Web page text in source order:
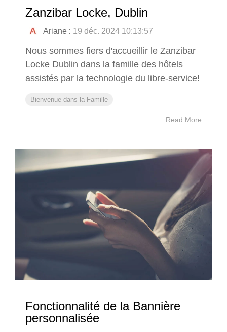
Zanzibar Locke, Dublin
Ariane : 19 déc. 2024 10:13:57
Nous sommes fiers d'accueillir le Zanzibar
Locke Dublin dans la famille des hôtels
assistés par la technologie du libre-service!
Bienvenue dans la Famille
Read More
Fonctionnalité de la Bannière
personnalisée